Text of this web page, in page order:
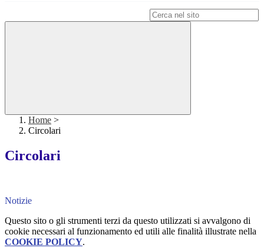
Home >
Circolari
Circolari
Notizie
Questo sito o gli strumenti terzi da questo utilizzati si avvalgono di
cookie necessari al funzionamento ed utili alle finalità illustrate nella
COOKIE POLICY.